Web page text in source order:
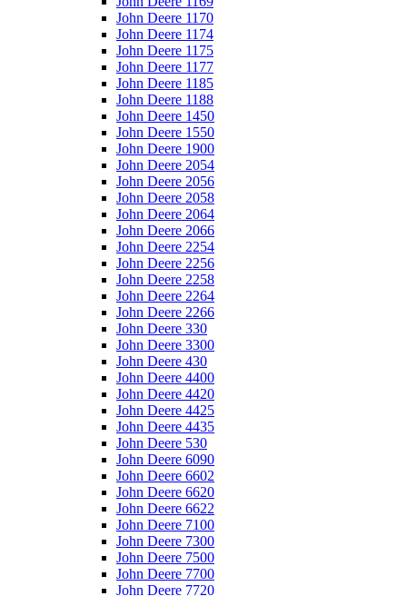
John Deere 1170
John Deere 1174
John Deere 1175
John Deere 1177
John Deere 1185
John Deere 1188
John Deere 1450
John Deere 1550
John Deere 1900
John Deere 2054
John Deere 2056
John Deere 2058
John Deere 2064
John Deere 2066
John Deere 2254
John Deere 2256
John Deere 2258
John Deere 2264
John Deere 2266
John Deere 330
John Deere 3300
John Deere 430
John Deere 4400
John Deere 4420
John Deere 4425
John Deere 4435
John Deere 530
John Deere 6090
John Deere 6602
John Deere 6620
John Deere 6622
John Deere 7100
John Deere 7300
John Deere 7500
John Deere 7700
John Deere 7720